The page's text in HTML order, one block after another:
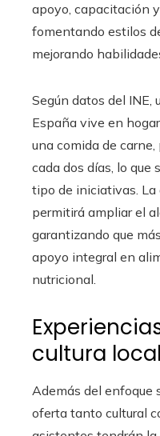
apoyo, capacitación
fomentando estilos
mejorando
Según datos del INE,
España vive en
una comida de
cada dos días, lo que
tipo de iniciativas. La
permitirá ampliar el
garantizando que
apoyo integral en
nutricional.
cultura local
Además del enfoque
oferta tanto cultural